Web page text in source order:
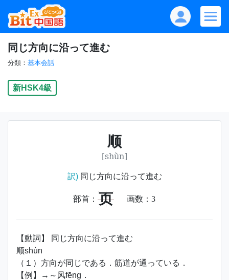
同じ方向に沿って進む
分類： 基本会話
新HSK4級
顺
[shùn]
訳)同じ方向に沿って進む
部首： 页 画数： 3
【動詞】 同じ方向に沿って進む
顺shùn
（１）方向が同じである．筋道が通っている．
【例】→～风fēng．